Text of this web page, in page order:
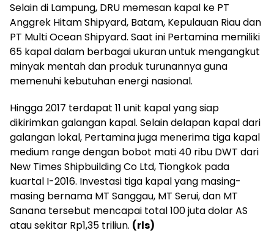
Selain di Lampung, DRU memesan kapal ke PT
Anggrek Hitam Shipyard, Batam, Kepulauan Riau dan
PT Multi Ocean Shipyard. Saat ini Pertamina memiliki
65 kapal dalam berbagai ukuran untuk mengangkut
minyak mentah dan produk turunannya guna
memenuhi kebutuhan energi nasional.
Hingga 2017 terdapat 11 unit kapal yang siap
dikirimkan galangan kapal. Selain delapan kapal dari
galangan lokal, Pertamina juga menerima tiga kapal
medium range dengan bobot mati 40 ribu DWT dari
New Times Shipbuilding Co Ltd, Tiongkok pada
kuartal I-2016. Investasi tiga kapal yang masing-
masing bernama MT Sanggau, MT Serui, dan MT
Sanana tersebut mencapai total 100 juta dolar AS
atau sekitar Rp1,35 triliun. (rls)